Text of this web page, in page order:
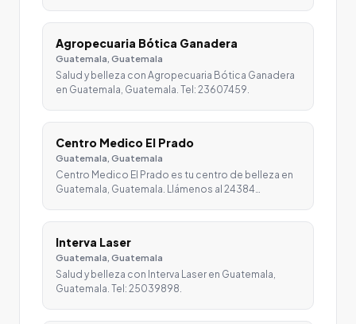
Agropecuaria Bótica Ganadera
Guatemala, Guatemala
Salud y belleza con Agropecuaria Bótica Ganadera
en Guatemala, Guatemala. Tel: 23607459.
Centro Medico El Prado
Guatemala, Guatemala
Centro Medico El Prado es tu centro de belleza en
Guatemala, Guatemala. Llámenos al 24384…
Interva Laser
Guatemala, Guatemala
Salud y belleza con Interva Laser en Guatemala,
Guatemala. Tel: 25039898.